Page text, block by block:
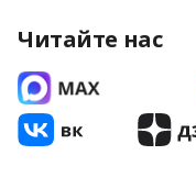
Читайте нас